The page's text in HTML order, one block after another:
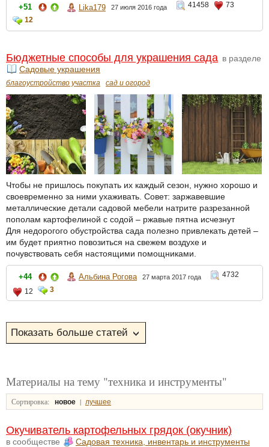
+51 Lika179 27 июля 2016 года 41458
73
12
Бюджетные способы для украшения сада в разделе
Садовые украшения
благоустройство участка сад и огород
Чтобы не пришлось покупать их каждый сезон, нужно хорошо и
своевременно за ними ухаживать. Совет: заржавевшие
металлические детали садовой мебели натрите разрезанной
пополам картофелиной с содой – ржавые пятна исчезнут
Для недорогого обустройства сада полезно привлекать детей –
им будет приятно повозиться на свежем воздухе и
почувствовать себя настоящими помощниками.
+44 Альбина Рогова 27 марта 2017 года
4732
12
3
Материалы на тему "техника и инструменты"
Сортировка: новое | лучшее
Окучиватель картофельных грядок (окучник)
в сообществе Садовая техника, инвентарь и инструменты